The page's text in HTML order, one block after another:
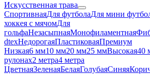
Искусственная трава
СпортивнаяДля футболаДля мини
хоккея с мячомДля
гольфаНезасыпнаяМонофиламентная
dtexНедорогаяПластиковаяПремиум
Низкая6 мм10 мм20 мм25 ммВысокая40
рулонах2 метра4 метра
ЦветнаяЗеленаяБелаяГолубаяСиняя